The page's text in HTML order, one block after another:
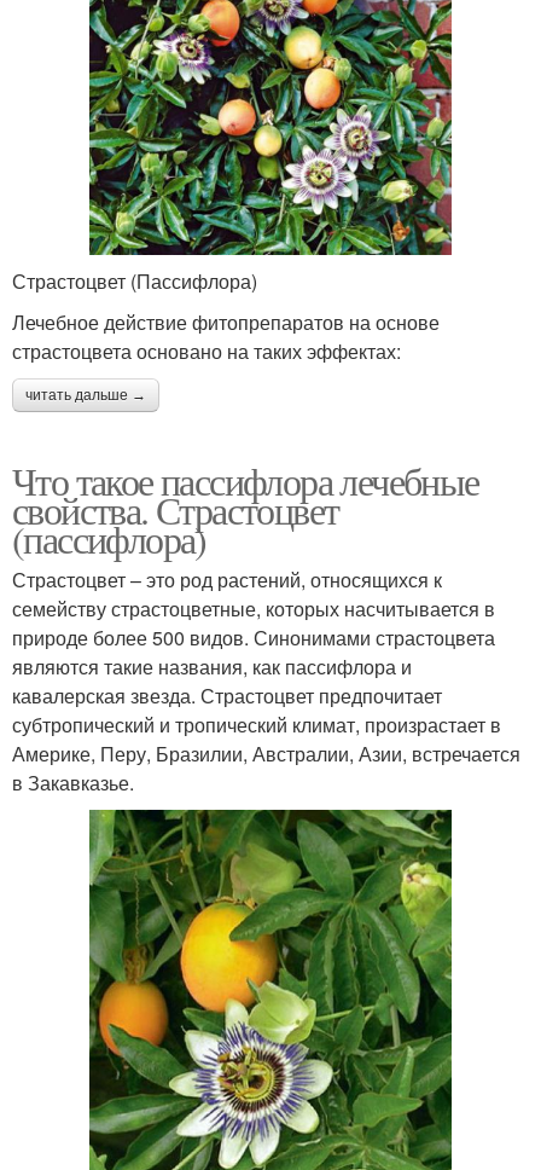
Страстоцвет (Пассифлора)
Лечебное действие фитопрепаратов на основе
страстоцвета основано на таких эффектах:
читать дальше →
Что такое пассифлора лечебные
свойства. Страстоцвет
(пассифлора)
Страстоцвет – это род растений, относящихся к
семейству страстоцветные, которых насчитывается в
природе более 500 видов. Синонимами страстоцвета
являются такие названия, как пассифлора и
кавалерская звезда. Страстоцвет предпочитает
субтропический и тропический климат, произрастает в
Америке, Перу, Бразилии, Австралии, Азии, встречается
в Закавказье.